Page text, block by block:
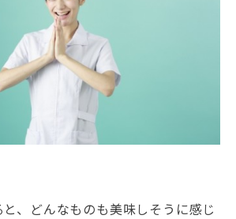
、どんなものも美味しそうに感じ